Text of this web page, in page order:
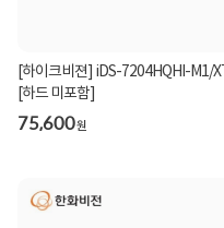
[하이크비젼] iDS-7204HQHI-M1/
[하드 미포함]
75,600원